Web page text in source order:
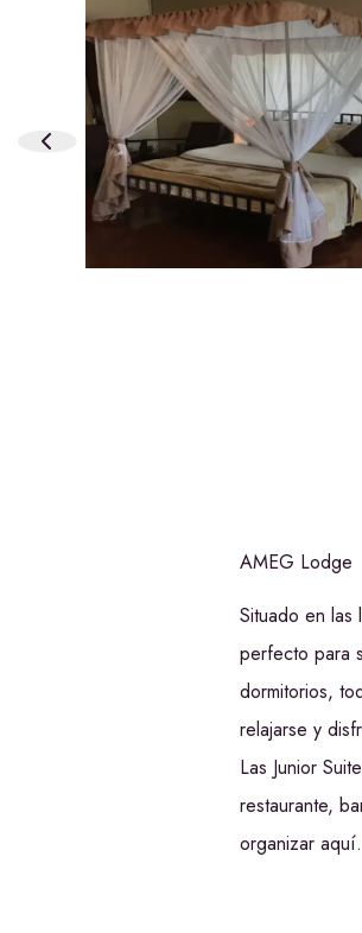
AMEG Lodge
Situado en las
perfecto para
dormitorios,
relajarse y
Las Junior
restaurante,
organizar aquí.